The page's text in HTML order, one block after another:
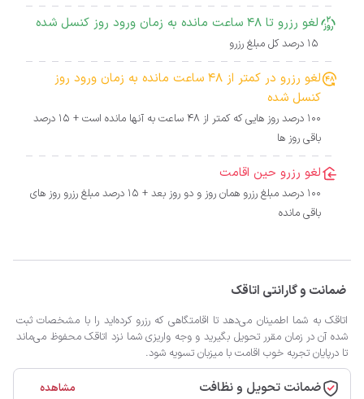
لغو رزرو تا 48 ساعت مانده به زمان ورود روز کنسل شده
15 درصد کل مبلغ رزرو
لغو رزرو در کمتر از 48 ساعت مانده به زمان ورود روز
کنسل شده
100 درصد روز هایی که کمتر از 48 ساعت به آنها مانده است + 15 درصد
باقی روز ها
لغو رزرو حین اقامت
100 درصد مبلغ رزرو همان روز و دو روز بعد + 15 درصد مبلغ رزرو روز های
باقی مانده
ضمانت و گارانتی اتاقک
اتاقک به شما اطمینان می‌دهد تا اقامتگاهی که رزرو کرده‌اید را با مشخصات ثبت
شده آن در زمان مقرر تحویل بگیرید و وجه واریزی شما نزد اتاقک محفوظ می‌ماند
تا درپایان تجربه خوب اقامت با میزبان تسویه شود.
ضمانت تحویل و نظافت مشاهده